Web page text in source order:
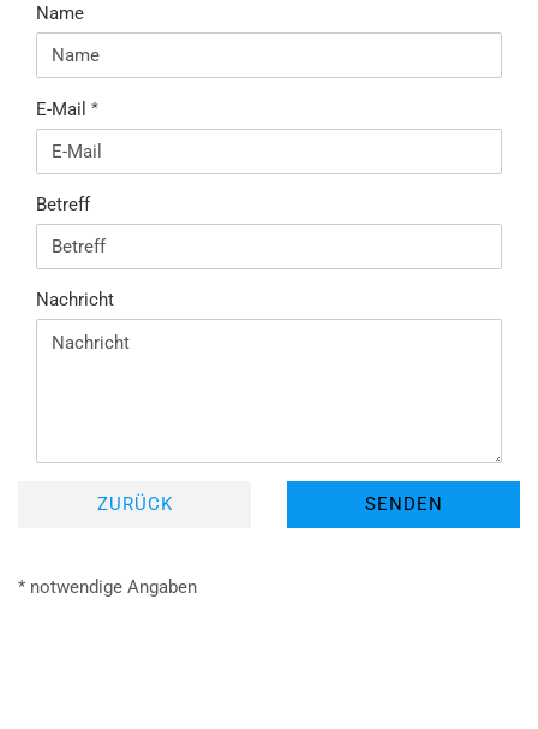
KONTAKT
Name
E-Mail
Betreff
Nachricht
ZURÜCK SENDEN
* notwendige Angaben